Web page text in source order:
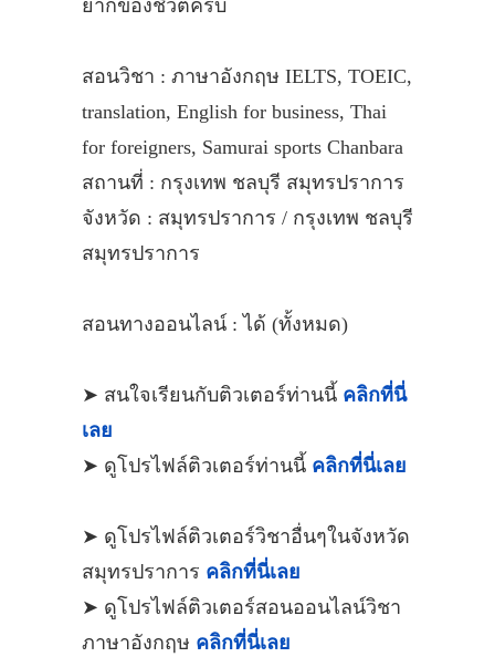
ยากของชีวิตครับ
สอนวิชา : ภาษาอังกฤษ IELTS, TOEIC,
translation, English for business, Thai
for foreigners, Samurai sports Chanbara
สถานที่ : กรุงเทพ ชลบุรี สมุทรปราการ
จังหวัด : สมุทรปราการ / กรุงเทพ ชลบุรี
สมุทรปราการ
สอนทางออนไลน์ : ได้ (ทั้งหมด)
➤ สนใจเรียนกับติวเตอร์ท่านนี้ คลิกที่นี่
เลย
➤ ดูโปรไฟล์ติวเตอร์ท่านนี้ คลิกที่นี่เลย
➤ ดูโปรไฟล์ติวเตอร์วิชาอื่นๆในจังหวัด
สมุทรปราการ คลิกที่นี่เลย
➤ ดูโปรไฟล์ติวเตอร์สอนออนไลน์วิชา
ภาษาอังกฤษ คลิกที่นี่เลย